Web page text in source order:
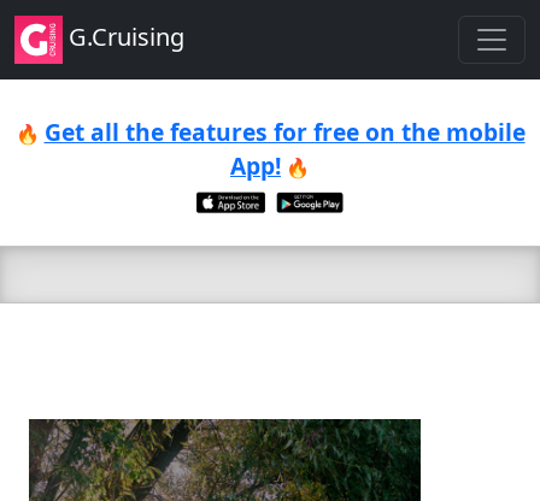
G.Cruising
🔥 Get all the features for free on the mobile
App! 🔥